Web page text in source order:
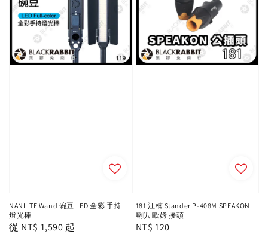
NANLITE Wand 碗豆 LED 全彩 手持
燈光棒
Regular
從 NT$ 1,590 起
181 江楠 Stander P-408M SPEAKON
喇叭 歐姆 接頭
Regular
NT$ 120